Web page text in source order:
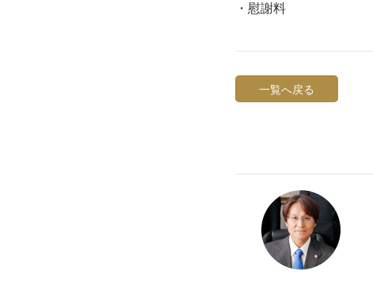
・慰謝料
一覧へ戻る